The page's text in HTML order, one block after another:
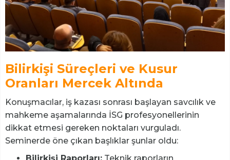
Bilirkişi Süreçleri ve Kusur
Oranları Mercek Altında
Konuşmacılar, iş kazası sonrası başlayan savcılık ve
mahkeme aşamalarında İSG profesyonellerinin
dikkat etmesi gereken noktaları vurguladı.
Seminerde öne çıkan başlıklar şunlar oldu: